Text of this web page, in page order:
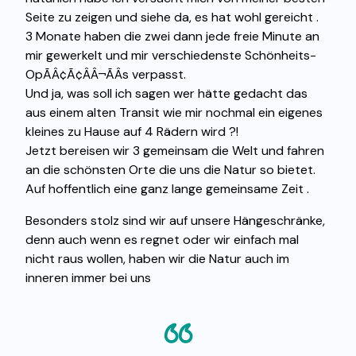
Seite zu zeigen und siehe da, es hat wohl gereicht .
3 Monate haben die zwei dann jede freie Minute an
mir gewerkelt und mir verschiedenste Schönheits-
OpÃÂ¢Ã¢ÂÂ¬ÃÂs verpasst.
Und ja, was soll ich sagen wer hätte gedacht das
aus einem alten Transit wie mir nochmal ein eigenes
kleines zu Hause auf 4 Rädern wird ?!
Jetzt bereisen wir 3 gemeinsam die Welt und fahren
an die schönsten Orte die uns die Natur so bietet.
Auf hoffentlich eine ganz lange gemeinsame Zeit .
Besonders stolz sind wir auf unsere Hängeschränke,
denn auch wenn es regnet oder wir einfach mal
nicht raus wollen, haben wir die Natur auch im
inneren immer bei uns